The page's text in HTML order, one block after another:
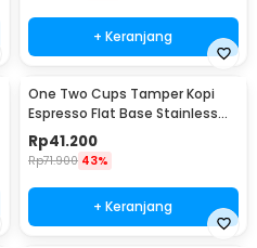
+ Keranjang
One Two Cups Tamper Kopi
Espresso Flat Base Stainless
Steel 51mm - SS51
Rp41.200
Rp71.900 43%
+ Keranjang